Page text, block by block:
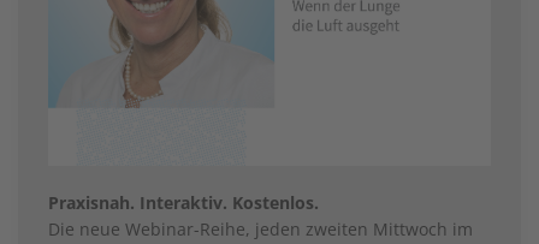
Praxisnah. Interaktiv. Kostenlos.
Die neue Webinar-Reihe, jeden zweiten Mittwoch im